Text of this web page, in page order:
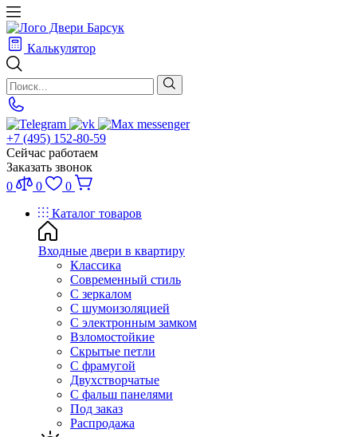
Калькулятор
+7 (495) 152-80-59
Сейчас работаем
Заказать звонок
0
0
0
Каталог товаров
Входные двери в квартиру
Классика
Современный стиль
С зеркалом
С шумоизоляцией
С электронным замком
Взломостойкие
Скрытые петли
С фрамугой
Двухстворчатые
С фальш панелями
Под заказ
Распродажа